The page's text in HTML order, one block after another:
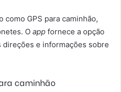
como GPS para caminhão,
O app fornece a opção
e informações sobre
caminhão